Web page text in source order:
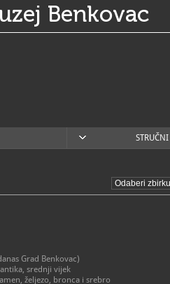
Benkovac
Grad Benkovac)
srednji vijek
željezo, bronca i srebro